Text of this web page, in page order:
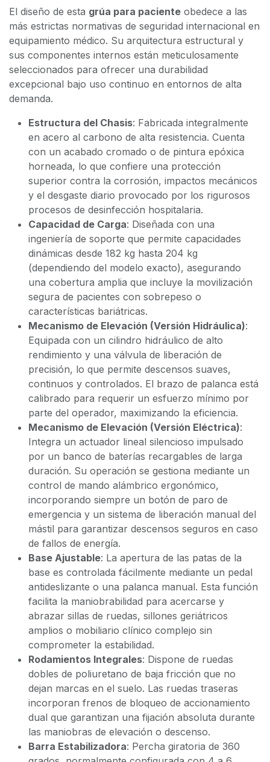
El diseño de esta grúa para paciente obedece a las
más estrictas normativas de seguridad internacional en
equipamiento médico. Su arquitectura estructural y
sus componentes internos están meticulosamente
seleccionados para ofrecer una durabilidad
excepcional bajo uso continuo en entornos de alta
demanda.
Estructura del Chasis: Fabricada integralmente
en acero al carbono de alta resistencia. Cuenta
con un acabado cromado o de pintura epóxica
horneada, lo que confiere una protección
superior contra la corrosión, impactos mecánicos
y el desgaste diario provocado por los rigurosos
procesos de desinfección hospitalaria.
Capacidad de Carga: Diseñada con una
ingeniería de soporte que permite capacidades
dinámicas desde 182 kg hasta 204 kg
(dependiendo del modelo exacto), asegurando
una cobertura amplia que incluye la movilización
segura de pacientes con sobrepeso o
características bariátricas.
Mecanismo de Elevación (Versión Hidráulica):
Equipada con un cilindro hidráulico de alto
rendimiento y una válvula de liberación de
precisión, lo que permite descensos suaves,
continuos y controlados. El brazo de palanca está
calibrado para requerir un esfuerzo mínimo por
parte del operador, maximizando la eficiencia.
Mecanismo de Elevación (Versión Eléctrica):
Integra un actuador lineal silencioso impulsado
por un banco de baterías recargables de larga
duración. Su operación se gestiona mediante un
control de mando alámbrico ergonómico,
incorporando siempre un botón de paro de
emergencia y un sistema de liberación manual del
mástil para garantizar descensos seguros en caso
de fallos de energía.
Base Ajustable: La apertura de las patas de la
base es controlada fácilmente mediante un pedal
antideslizante o una palanca manual. Esta función
facilita la maniobrabilidad para acercarse y
abrazar sillas de ruedas, sillones geriátricos
amplios o mobiliario clínico complejo sin
comprometer la estabilidad.
Rodamientos Integrales: Dispone de ruedas
dobles de poliuretano de baja fricción que no
dejan marcas en el suelo. Las ruedas traseras
incorporan frenos de bloqueo de accionamiento
dual que garantizan una fijación absoluta durante
las maniobras de elevación o descenso.
Barra Estabilizadora: Percha giratoria de 360